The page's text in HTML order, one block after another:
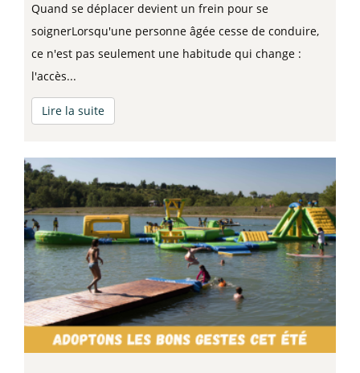
Quand se déplacer devient un frein pour se
soignerLorsqu'une personne âgée cesse de conduire,
ce n'est pas seulement une habitude qui change :
l'accès...
Lire la suite